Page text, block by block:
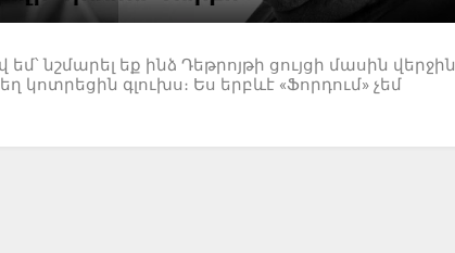
եմ՝ նշմարել եք ինձ Դեթրոյթի ցույցի մասին վերջին
կոտրեցին գլուխս։ Ես երբևէ «Ֆորդում» չեմ